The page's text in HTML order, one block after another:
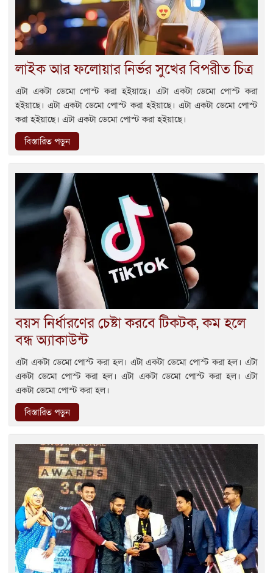
লাইক আর ফলোয়ার নির্ভর সুখের বিপরীত চিত্র
এটা একটা ডেমো পোস্ট করা হইয়াছে। এটা একটা ডেমো পোস্ট করা
হইয়াছে। এটা একটা ডেমো পোস্ট করা হইয়াছে। এটা একটা ডেমো পোস্ট
করা হইয়াছে। এটা একটা ডেমো পোস্ট করা হইয়াছে।
বিস্তারিত পড়ুন
বয়স নির্ধারণের চেষ্টা করবে টিকটক, কম হলে
বন্ধ অ্যাকাউন্ট
এটা একটা ডেমো পোস্ট করা হল। এটা একটা ডেমো পোস্ট করা হল। এটা
একটা ডেমো পোস্ট করা হল। এটা একটা ডেমো পোস্ট করা হল। এটা
একটা ডেমো পোস্ট করা হল।
বিস্তারিত পড়ুন